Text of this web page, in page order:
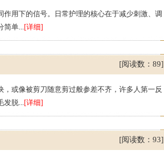
用下的信号。日常护理的核心在于减少刺激、调
简单...[详细]
[阅读数：89]
或像被剪刀随意剪过般参差不齐，许多人第一反
发脱...[详细]
[阅读数：93]